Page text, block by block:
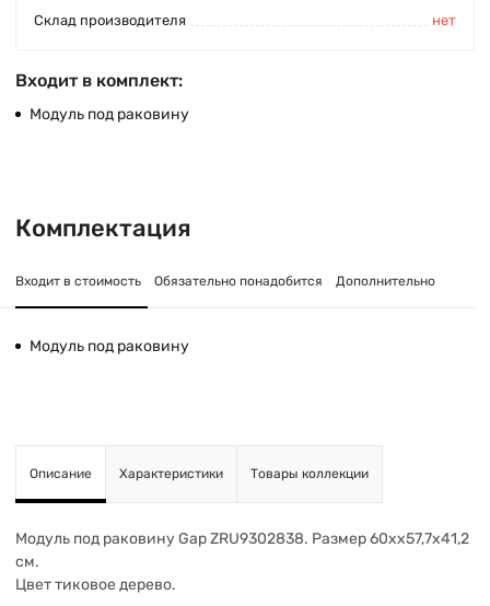
Склад производителя
нет
Входит в комплект:
Модуль под раковину
Комплектация
Входит в стоимость Обязательно понадобится Дополнительно
Модуль под раковину
Описание Характеристики Товары коллекции
Модуль под раковину Gap ZRU9302838. Размер 60хх57,7х41,2
см.
Цвет тиковое дерево.